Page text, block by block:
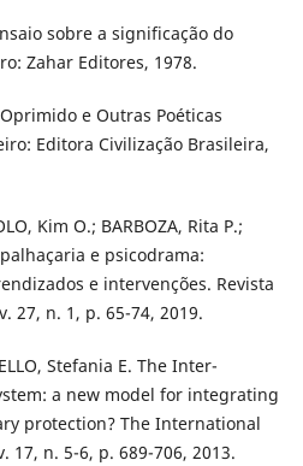
sobre a significação do
Zahar Editores, 1978.
e Outras Poéticas
Editora Civilização Brasileira,
Kim O.; BARBOZA, Rita P.;
e psicodrama:
e intervenções. Revista
27, n. 1, p. 65-74, 2019.
Stefania E. The Inter-
a new model for integrating
protection? The International
17, n. 5-6, p. 689-706, 2013.